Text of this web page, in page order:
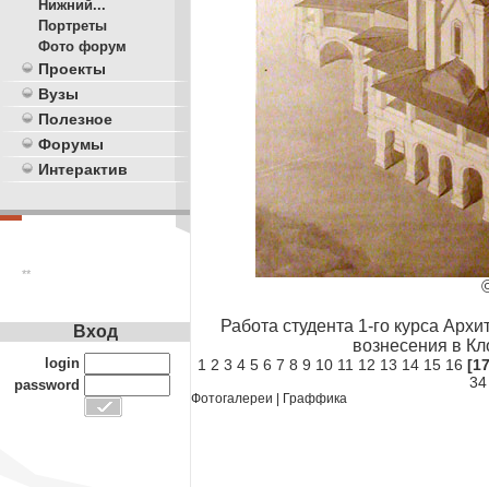
Нижний...
Портреты
Фото форум
Проекты
Вузы
Полезное
Форумы
Интерактив
**
Работа студента 1-го курса
вознесения в
1 2 3 4 5 6 7 8 9 10 11 12 13 14 15 16
34
Фотогалереи Граффика
Вход
login
password